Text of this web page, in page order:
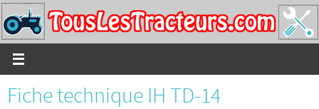
Passer
vers
le
contenu
Fiche technique IH TD-14